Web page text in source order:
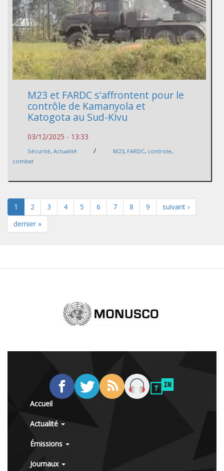
M23 et FARDC s'affrontent pour le
contrôle de Kamanyola et
Katogota au Sud-Kivu
03/12/2025 - 13:33
Sécurité, Actualité / M23, FARDC, controle,
combat
1 2 3 4 5 6 7 8 9
suivant ›
dernier »
Accueil
Actualité
Émissions
Journaux